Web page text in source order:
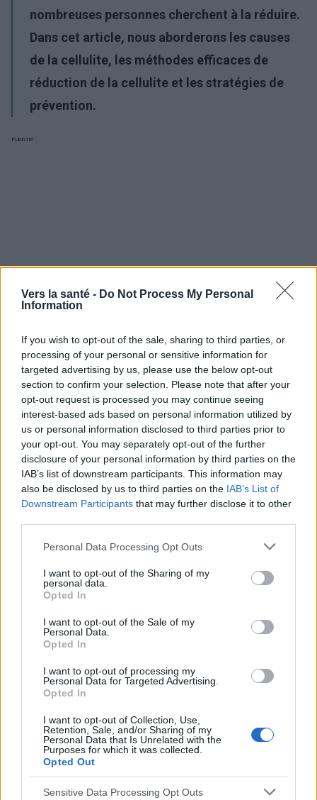
Vers la santé - Do Not Process My Personal
Information
If you wish to opt-out of the sale, sharing to third parties, or
processing of your personal or sensitive information for
targeted advertising by us, please use the below opt-out
section to confirm your selection. Please note that after your
opt-out request is processed you may continue seeing
interest-based ads based on personal information utilized by
us or personal information disclosed to third parties prior to
your opt-out. You may separately opt-out of the further
disclosure of your personal information by third parties on the
IAB’s list of downstream participants. This information may
also be disclosed by us to third parties on the IAB’s List of
Downstream Participants that may further disclose it to other
Please note that this website/app uses one or more Google
not limited to your visit or usage behaviour. You may click to
grant or deny consent to Google and its third-party tags to
use your data for below specified purposes in below Google
consent section.
Personal Data Processing Opt Outs
I want to opt-out of the Sharing of my
personal data.
Opted In
I want to opt-out of the Sale of my
Personal Data.
Opted In
I want to opt-out of processing my
Personal Data for Targeted Advertising.
Opted In
I want to opt-out of Collection, Use,
Retention, Sale, and/or Sharing of my
Personal Data that Is Unrelated with the
Purposes for which it was collected.
Opted Out
Sensitive Data Processing Opt Outs
nombreuses personnes cherchent à la réduire.
Dans cet article, nous aborderons les causes
de la cellulite, les méthodes efficaces de
réduction de la cellulite et les stratégies de
prévention.
Publicité:
Utile? Partagez-le sur Facebook!
Vous voulez rester informé ? Suivez-
nous sur
Goog
News
EN RAPPORT
Sujets Activité physique Brossage à sec Cellulite
Cosmétiques pour la cellulite Endermologie
Exercices pour la cellulite Hydratation de la peau
Massages anti-cellulite
Prévention de la cellulite Réduction de la cellulite
Régime pour la cellulite
Traitements cosmétiques
Le contenu et les documents de ce site Web sont éducatifs et
informatifs. L'éditeur et les éditeurs du site ne sont pas
responsables des effets de leur utilisation. Avant d'utiliser les